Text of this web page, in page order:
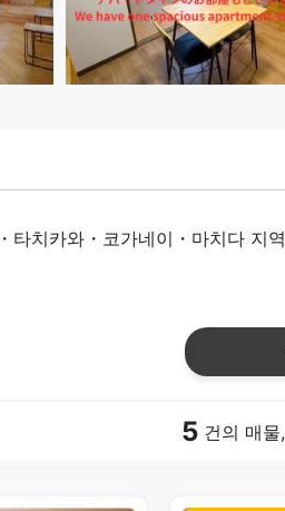
타치카와・코가네이・마치다 지역
5 건의 매물,